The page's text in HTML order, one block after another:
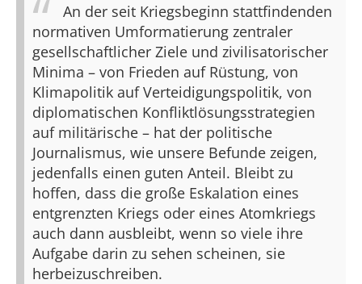
An der seit Kriegsbeginn stattfindenden
normativen Umformatierung zentraler
gesellschaftlicher Ziele und zivilisatorischer
Minima – von Frieden auf Rüstung, von
Klimapolitik auf Verteidigungspolitik, von
diplomatischen Konfliktlösungsstrategien
auf militärische – hat der politische
Journalismus, wie unsere Befunde zeigen,
jedenfalls einen guten Anteil. Bleibt zu
hoffen, dass die große Eskalation eines
entgrenzten Kriegs oder eines Atomkriegs
auch dann ausbleibt, wenn so viele ihre
Aufgabe darin zu sehen scheinen, sie
herbeizuschreiben.